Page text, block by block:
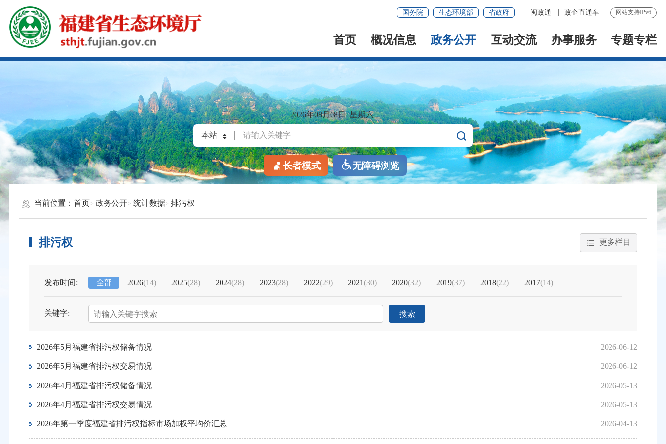
国务院 生态环境部 省政府 闽政通 政企直通车 网站支持IPv6
首页 概况信息 政务公开 互动交流 办事服务 专题专栏
2026年08月08日 星期六
长者模式 无障碍浏览
当前位置：首页 政务公开 统计数据 排污权
排污权 更多栏目
发布时间: 全部 2026(14) 2025(28) 2024(28) 2023(28) 2022(29) 2021(30) 2020(32) 2019(37) 2018(22) 2017(14)
关键字: 搜索
2026年5月福建省排污权储备情况 2026-06-12
2026年5月福建省排污权交易情况 2026-06-12
2026年4月福建省排污权储备情况 2026-05-13
2026年4月福建省排污权交易情况 2026-05-13
2026年第一季度福建省排污权指标市场加权平均价汇总 2026-04-13